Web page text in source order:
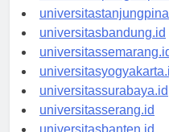
universitasbandung.id
universitassurabaya.id
universitasserang.id